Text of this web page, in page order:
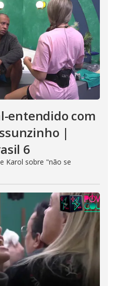
entendido com
|
6
Karol sobre "não se